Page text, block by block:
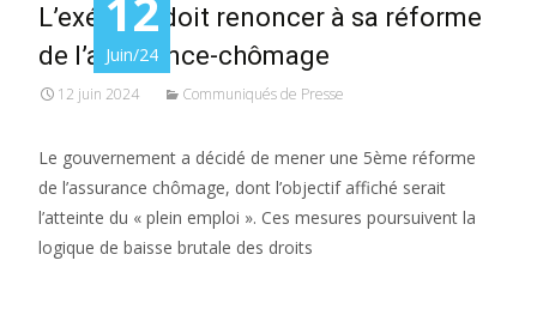
Juin/24
L’exécutif doit renoncer à sa réforme
de l’assurance-chômage
12 juin 2024 Communiqués de Presse
Le gouvernement a décidé de mener une 5ème réforme
de l’assurance chômage, dont l’objectif affiché serait
l’atteinte du « plein emploi ». Ces mesures poursuivent la
logique de baisse brutale des droits